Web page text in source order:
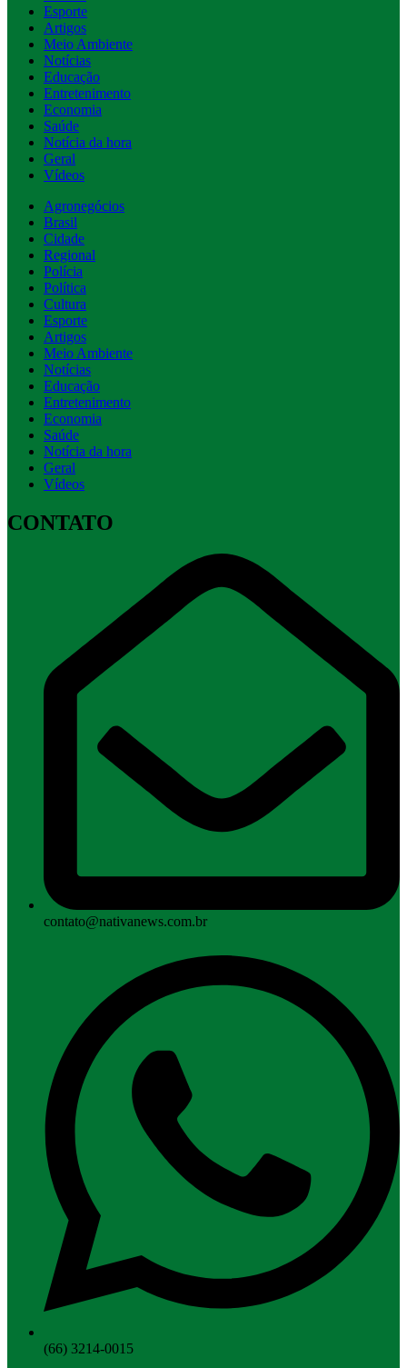
Esporte
Artigos
Meio Ambiente
Notícias
Educação
Entretenimento
Economia
Saúde
Notícia da hora
Geral
Vídeos
Agronegócios
Brasil
Cidade
Regional
Polícia
Política
Cultura
Esporte
Artigos
Meio Ambiente
Notícias
Educação
Entretenimento
Economia
Saúde
Notícia da hora
Geral
Vídeos
CONTATO
contato@nativanews.com.br
(66) 3214-0015